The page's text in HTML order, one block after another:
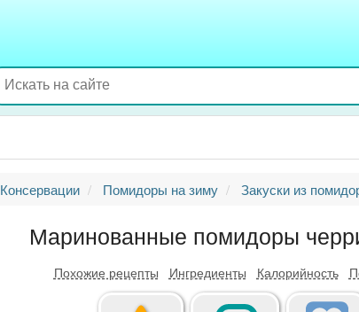
Консервации Помидоры на зиму Закуски из
Маринованные помидоры
Похожие рецепты Ингредиенты Калорийность